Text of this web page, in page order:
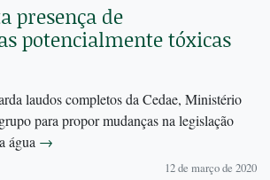
presença de
potencialmente tóxicas
laudos completos da Cedae, Ministério
para propor mudanças na legislação
água →
12 de março de 2020